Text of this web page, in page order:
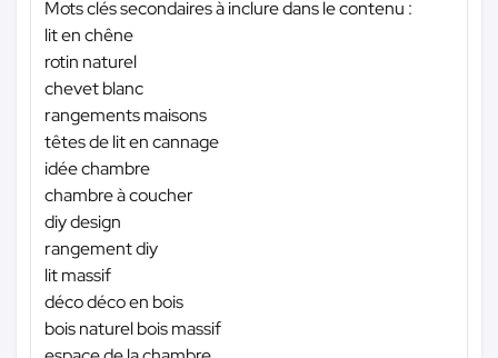
Mots clés secondaires à inclure dans le contenu :
lit en chêne
rotin naturel
chevet blanc
rangements maisons
têtes de lit en cannage
idée chambre
chambre à coucher
diy design
rangement diy
lit massif
déco déco en bois
bois naturel bois massif